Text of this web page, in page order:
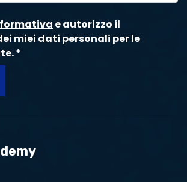
e autorizzo il
miei dati personali per le
*